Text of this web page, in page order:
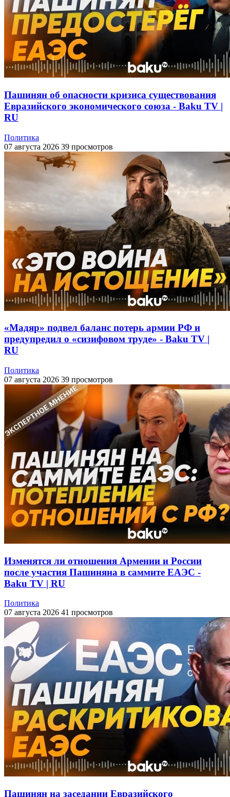
Пашинян об опасности кризиса существования
Евразийского экономического союза - Baku TV |
RU
Политика
07 августа 2026 39 просмотров
«Мадяр» подвел баланс потерь армии РФ и
предупредил о «сизифовом труде» - Baku TV |
RU
Политика
07 августа 2026 39 просмотров
Изменятся ли отношения Армении и России
после участия Пашиняна в саммите ЕАЭС -
Baku TV | RU
Политика
07 августа 2026 41 просмотров
Пашинян на заседании Евразийского